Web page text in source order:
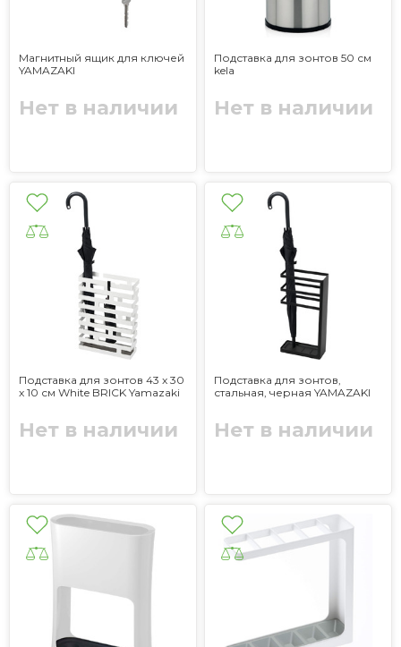
Магнитный ящик для ключей
YAMAZAKI
Нет в наличии
Подставка для зонтов 50 см
kela
Нет в наличии
Подставка для зонтов 43 x 30
x 10 см White BRICK Yamazaki
Нет в наличии
Подставка для зонтов,
стальная, черная YAMAZAKI
Нет в наличии